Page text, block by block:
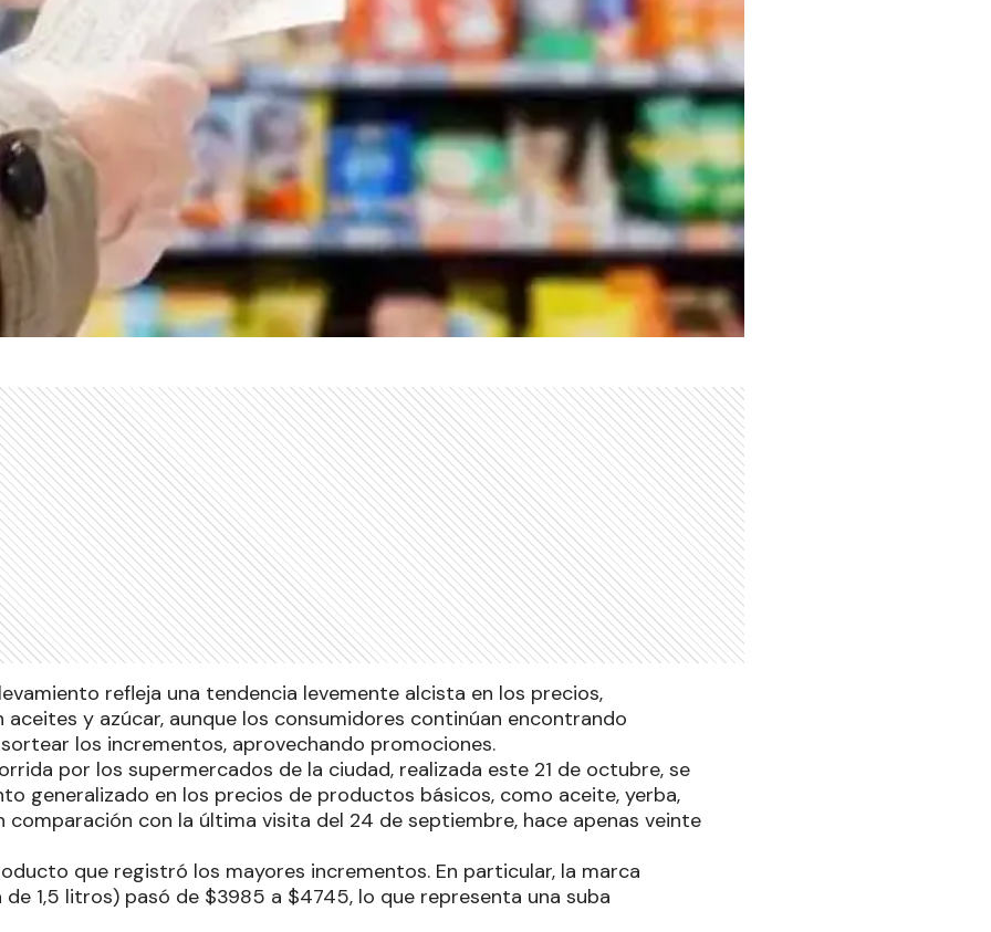
refleja una tendencia levemente alcista en los precios,
aceites y azúcar, aunque los consumidores continúan encontrando
los incrementos, aprovechando promociones.
por los supermercados de la ciudad, realizada este 21 de octubre, se
generalizado en los precios de productos básicos, como aceite, yerba,
comparación con la última visita del 24 de septiembre, hace apenas veinte
que registró los mayores incrementos. En particular, la marca
1,5 litros) pasó de $3985 a $4745, lo que representa una suba